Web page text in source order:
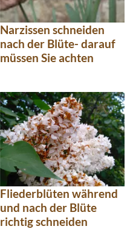
Narzissen schneiden
nach der Blüte- darauf
müssen Sie achten
Fliederblüten während
und nach der Blüte
richtig schneiden